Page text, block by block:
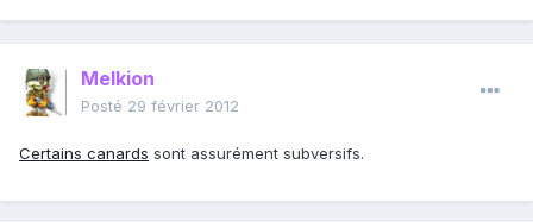
Melkion
Posté 29 février 2012
Certains canards sont assurément subversifs.